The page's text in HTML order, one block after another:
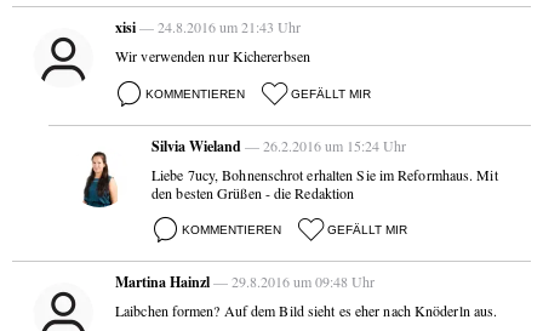
xisi— 24.8.2016 um 21:43 Uhr
Wir verwenden nur Kichererbsen
KOMMENTIEREN GEFÄLLT MIR
Silvia Wieland— 26.2.2016 um 15:24 Uhr
Liebe 7ucy, Bohnenschrot erhalten Sie im Reformhaus. Mit
den besten Grüßen - die Redaktion
KOMMENTIEREN GEFÄLLT MIR
Martina Hainzl— 29.8.2016 um 09:48 Uhr
Laibchen formen? Auf dem Bild sieht es eher nach Knöderln aus.